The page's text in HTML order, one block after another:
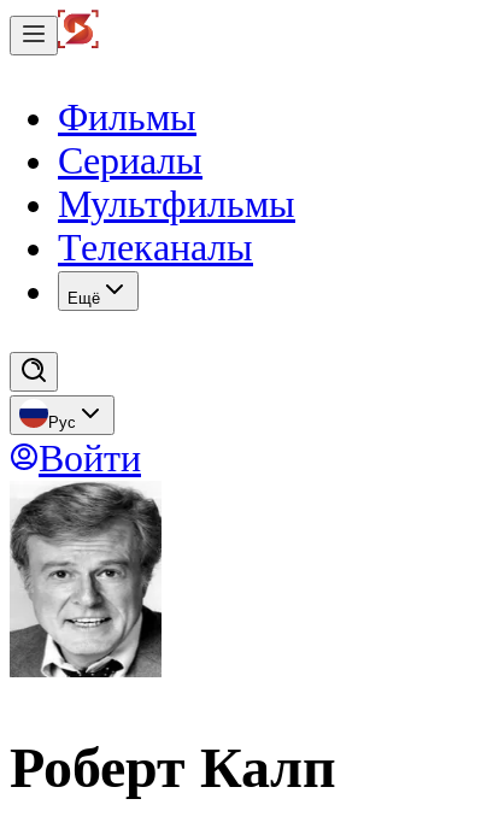
Фильмы
Сериалы
Мультфильмы
Телеканалы
Eщё
Рус
Войти
Роберт Калп